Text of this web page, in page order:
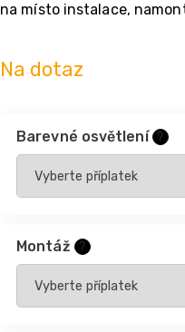
Na dotaz
Barevné osvětlení ?
Montáž ?
na místo instalace,